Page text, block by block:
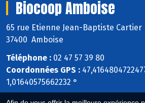
Biocoop Amboise
65 rue Etienne Jean-Baptiste Cartier
37400 Amboise
Téléphone : 02 47 57 39 80
Coordonnées GPS :
1,01640575662232 °